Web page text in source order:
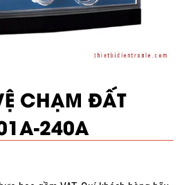
CHẠM ĐẤT
240A